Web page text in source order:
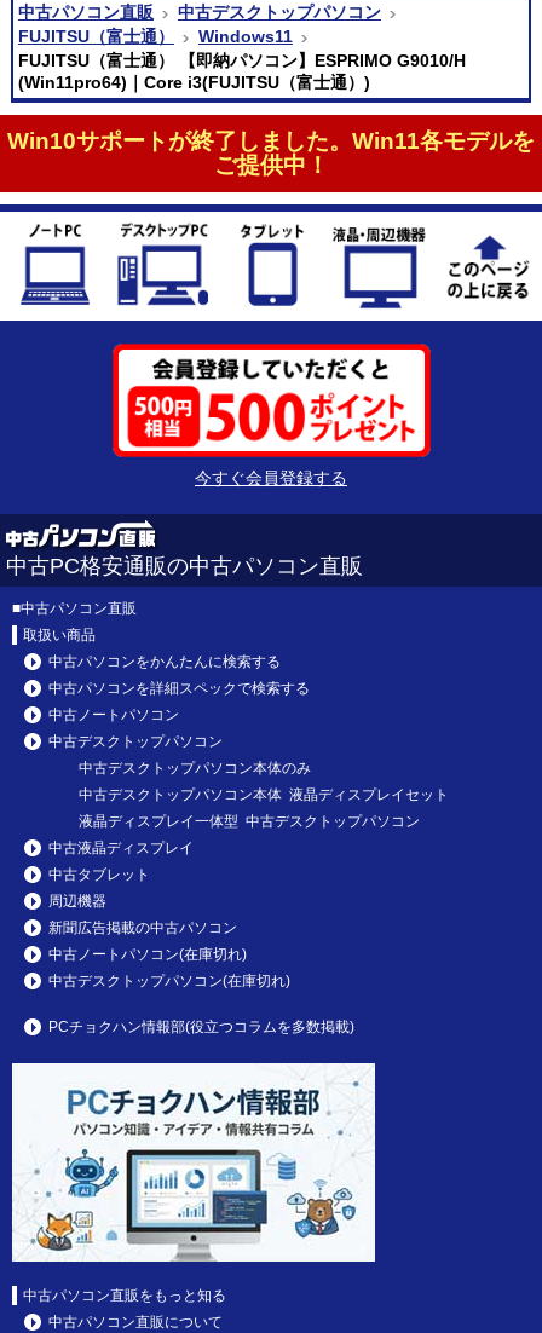
中古パソコン直販
中古デスクトップパソコン
FUJITSU（富士通）
Windows11
FUJITSU（富士通） 【即納パソコン】ESPRIMO G9010/H
(Win11pro64)｜Core i3(FUJITSU（富士通）)
Win10サポートが終了しました。Win11各モデルを
ご提供中！
今すぐ会員登録する
中古PC格安通販の中古パソコン直販
■中古パソコン直販
取扱い商品
中古パソコンをかんたんに検索する
中古パソコンを詳細スペックで検索する
中古ノートパソコン
中古デスクトップパソコン
中古デスクトップパソコン本体のみ
中古デスクトップパソコン本体 液晶ディスプレイセット
液晶ディスプレイ一体型 中古デスクトップパソコン
中古液晶ディスプレイ
中古タブレット
周辺機器
新聞広告掲載の中古パソコン
中古ノートパソコン(在庫切れ)
中古デスクトップパソコン(在庫切れ)
PCチョクハン情報部(役立つコラムを多数掲載)
中古パソコン直販をもっと知る
中古パソコン直販について